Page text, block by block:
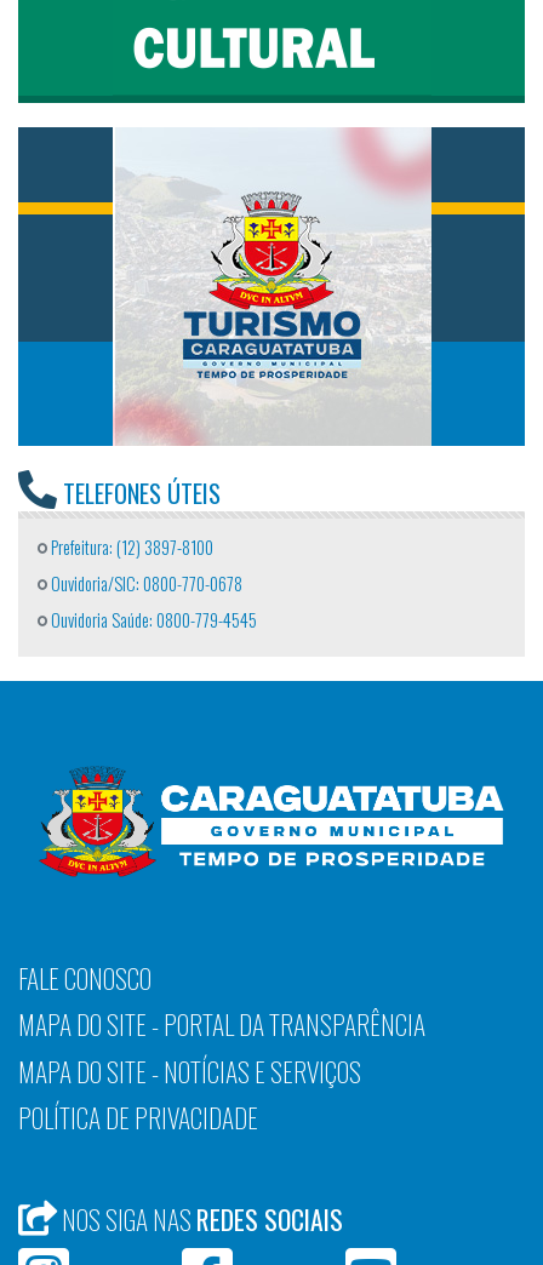
TELEFONES ÚTEIS
Prefeitura: (12) 3897-8100
Ouvidoria/SIC: 0800-770-0678
Ouvidoria Saúde: 0800-779-4545
FALE CONOSCO
MAPA DO SITE - PORTAL DA TRANSPARÊNCIA
MAPA DO SITE - NOTÍCIAS E SERVIÇOS
POLÍTICA DE PRIVACIDADE
NOS SIGA NASREDES SOCIAIS